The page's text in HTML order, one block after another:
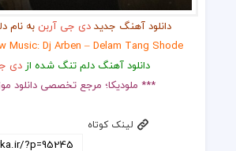
دانلود آهنگ جدیددی جی آربن به نام
Music: Dj Arben – Delam Tang Shode
دانلود آهنگ دلم تنگ شده ازدی
*** ملودیکا؛ مرجع تخصصی دانلود
لینک کوتاه